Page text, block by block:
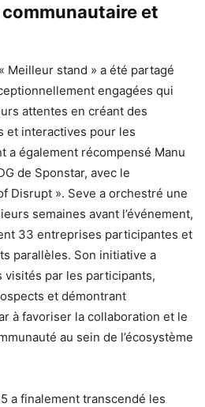
communautaire et
Meilleur stand » a été partagé
engagées qui
attentes en créant des
et interactives pour les
a également récompensé Manu
de Sponstar, avec le
Disrupt ». Seve a orchestré une
semaines avant l’événement,
33 entreprises participantes et
parallèles. Son initiative a
par les participants,
et démontrant
à favoriser la collaboration et le
au sein de l’écosystème
a finalement transcendé les